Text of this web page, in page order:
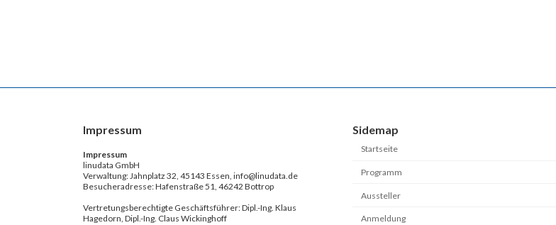
Impressum
Impressum
linudata GmbH
Verwaltung: Jahnplatz 32, 45143 Essen, info@linudata.de
Besucheradresse: Hafenstraße 51, 46242 Bottrop
Vertretungsberechtigte Geschäftsführer: Dipl.-Ing. Klaus
Hagedorn, Dipl.-Ing. Claus Wickinghoff
Sidemap
Startseite
Programm
Aussteller
Anmeldung